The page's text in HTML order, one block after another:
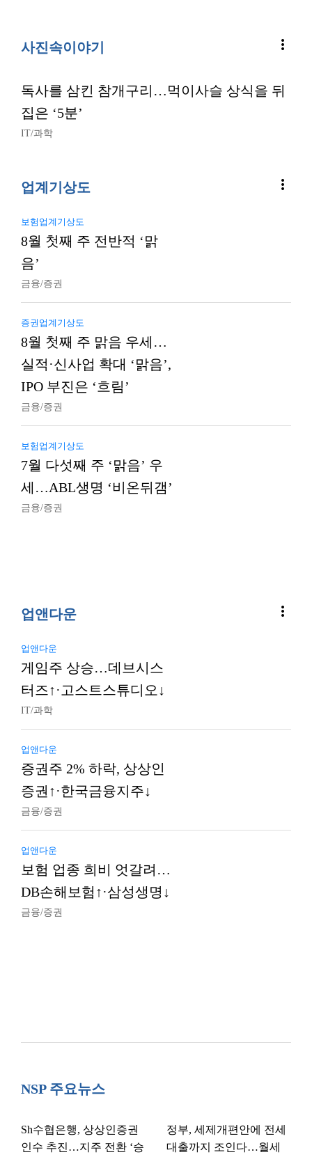
사진속이야기 more_vert
독사를 삼킨 참개구리…먹이사슬 상식을 뒤
집은 ‘5분’
IT/과학
업계기상도 more_vert
보험업계기상도
8월 첫째 주 전반적 ‘맑
음’
금융/증권
증권업계기상도
8월 첫째 주 맑음 우세…
실적·신사업 확대 ‘맑음’,
IPO 부진은 ‘흐림’
금융/증권
보험업계기상도
7월 다섯째 주 ‘맑음’ 우
세…ABL생명 ‘비온뒤갬’
금융/증권
업앤다운 more_vert
업앤다운
게임주 상승…데브시스
터즈↑·고스트스튜디오↓
IT/과학
업앤다운
증권주 2% 하락, 상상인
증권↑·한국금융지주↓
금융/증권
업앤다운
보험 업종 희비 엇갈려…
DB손해보험↑·삼성생명↓
금융/증권
NSP 주요뉴스
Sh수협은행, 상상인증권
인수 추진…지주 전환 ‘승
정부, 세제개편안에 전세
대출까지 조인다…월세